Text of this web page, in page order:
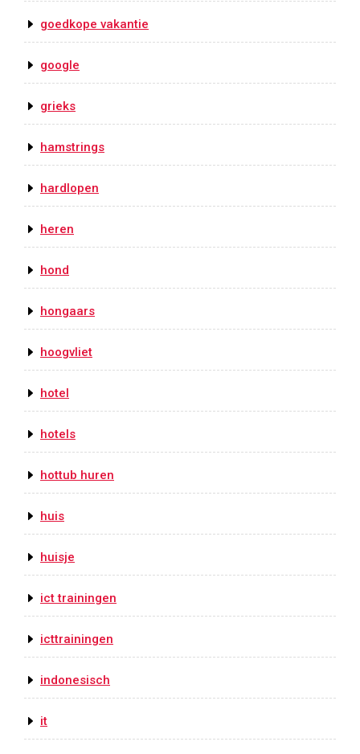
goedkope vakantie
google
grieks
hamstrings
hardlopen
heren
hond
hongaars
hoogvliet
hotel
hotels
hottub huren
huis
huisje
ict trainingen
icttrainingen
indonesisch
it